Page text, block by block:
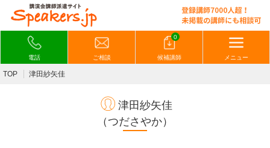
電話 ご相談
0
候補講師 メニュー
TOP 津田紗矢佳
津田紗矢佳
（つださやか）